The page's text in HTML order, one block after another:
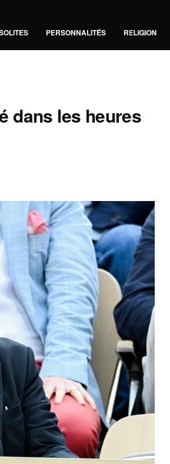
PERSONNALITÉS RELIGION
dans les heures